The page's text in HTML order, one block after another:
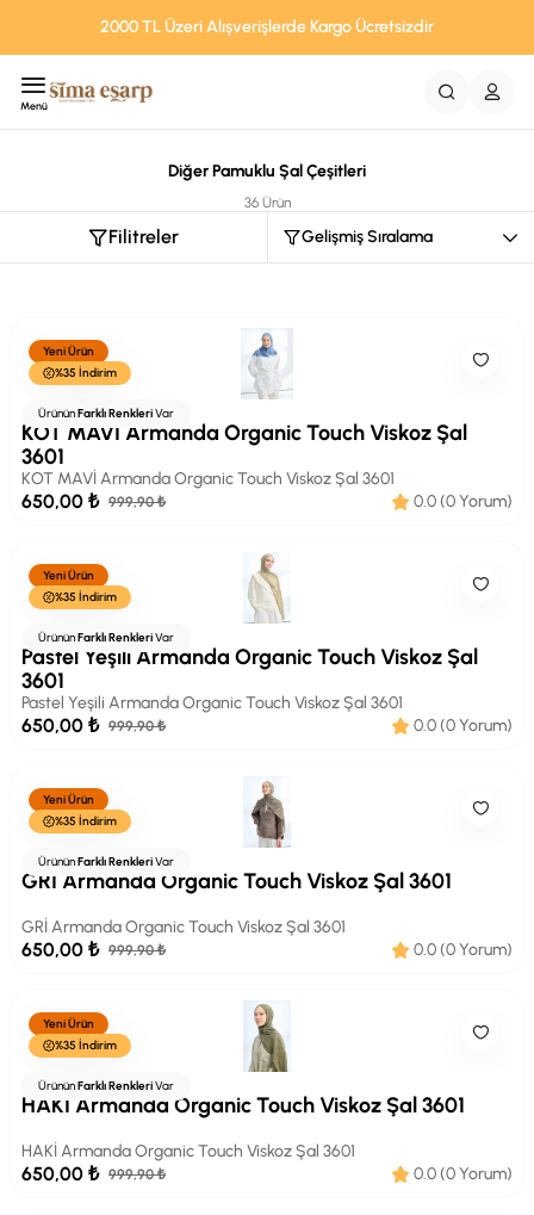
2000 TL Üzeri Alışverişlerde Kargo Ücretsizdir
Menü
Diğer Pamuklu Şal Çeşitleri
36 Ürün
Filitreler
Yeni Ürün
%35 İndirim
ÜrününFarklı RenkleriVar
Armanda
KOT MAVİ Armanda Organic Touch Viskoz Şal
3601
KOT MAVİ Armanda Organic Touch Viskoz Şal 3601
650,00 ₺ 999,90 ₺ 0.0 (0 Yorum)
Yeni Ürün
%35 İndirim
ÜrününFarklı RenkleriVar
Armanda
Pastel Yeşili Armanda Organic Touch Viskoz Şal
3601
Pastel Yeşili Armanda Organic Touch Viskoz Şal 3601
650,00 ₺ 999,90 ₺ 0.0 (0 Yorum)
Yeni Ürün
%35 İndirim
ÜrününFarklı RenkleriVar
Armanda
GRİ Armanda Organic Touch Viskoz Şal 3601
GRİ Armanda Organic Touch Viskoz Şal 3601
650,00 ₺ 999,90 ₺ 0.0 (0 Yorum)
Yeni Ürün
%35 İndirim
ÜrününFarklı RenkleriVar
Armanda
HAKİ Armanda Organic Touch Viskoz Şal 3601
HAKİ Armanda Organic Touch Viskoz Şal 3601
650,00 ₺ 999,90 ₺ 0.0 (0 Yorum)